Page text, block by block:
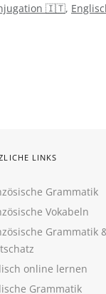
🇮🇹,
LINKS
Grammatik
Vokabeln
Grammatik
online lernen
Grammatik